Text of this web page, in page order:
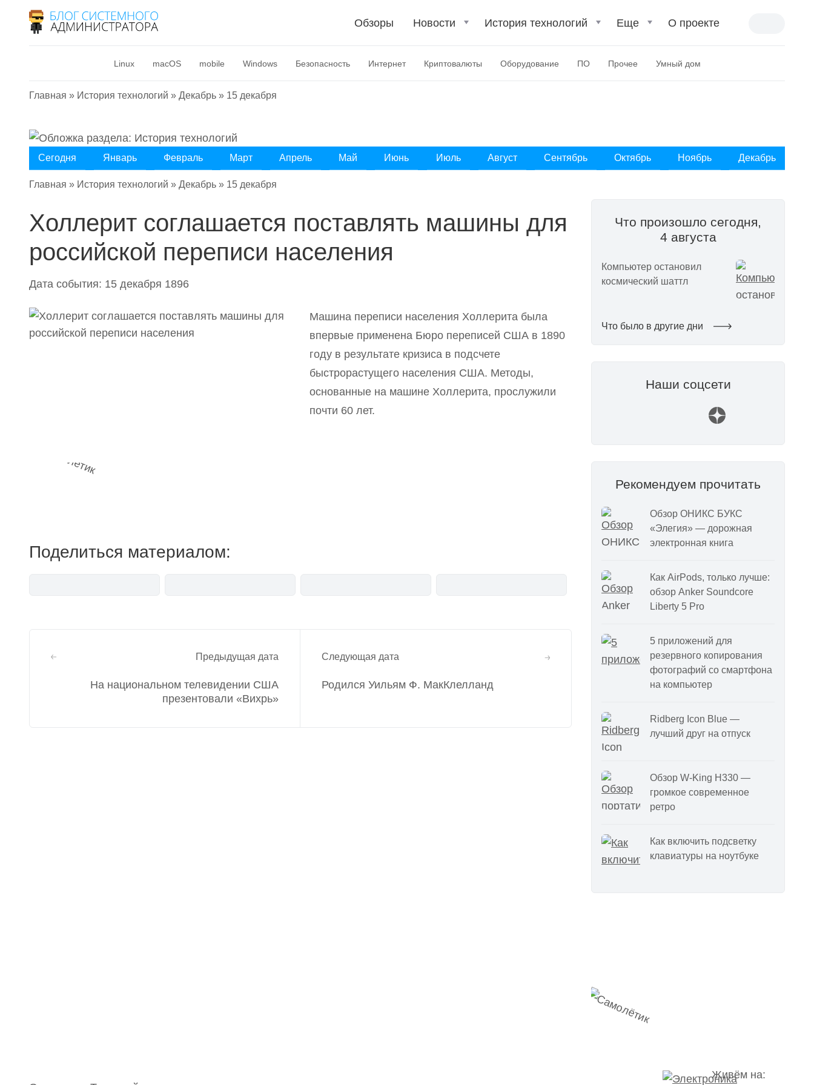
Обзоры Новости История технологий Еще О проекте
Linux macOS mobile Windows Безопасность Интернет Криптовалюты Оборудование ПО Прочее Умный дом
Главная » История технологий » Декабрь » 15 декабря
Сегодня Январь Февраль Март Апрель Май Июнь Июль Август Сентябрь Октябрь Ноябрь Декабрь
Главная » История технологий » Декабрь » 15 декабря
Холлерит соглашается поставлять машины для
российской переписи населения
Дата события: 15 декабря 1896
Машина переписи населения Холлерита была
впервые применена Бюро переписей США в 1890
году в результате кризиса в подсчете
быстрорастущего населения США. Методы,
основанные на машине Холлерита, прослужили
почти 60 лет.
Поделиться материалом:
записям
Предыдущая дата
На национальном телевидении США
презентовали «Вихрь»
Следующая дата
Родился Уильям Ф. МакКлелланд
Что произошло сегодня,
4 августа
Компьютер остановил
космический шаттл
Что было в другие дни
Наши соцсети
Рекомендуем прочитать
Обзор ОНИКС БУКС
«Элегия» — дорожная
электронная книга
Как AirPods, только лучше:
обзор Anker Soundcore
Liberty 5 Pro
5 приложений для
резервного копирования
фотографий со смартфона
на компьютер
Ridberg Icon Blue —
лучший друг на отпуск
Обзор W-King H330 —
громкое современное
ретро
Как включить подсветку
клавиатуры на ноутбуке
Живём на: